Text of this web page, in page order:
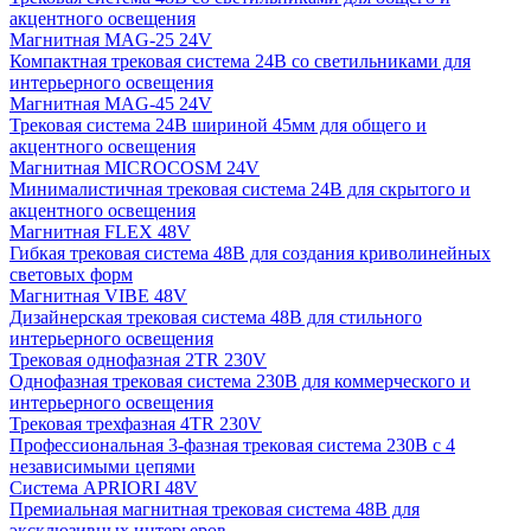
акцентного освещения
Магнитная MAG-25 24V
Компактная трековая система 24В со светильниками для
интерьерного освещения
Магнитная MAG-45 24V
Трековая система 24В шириной 45мм для общего и
акцентного освещения
Магнитная MICROCOSM 24V
Минималистичная трековая система 24В для скрытого и
акцентного освещения
Магнитная FLEX 48V
Гибкая трековая система 48В для создания криволинейных
световых форм
Магнитная VIBE 48V
Дизайнерская трековая система 48В для стильного
интерьерного освещения
Трековая однофазная 2TR 230V
Однофазная трековая система 230В для коммерческого и
интерьерного освещения
Трековая трехфазная 4TR 230V
Профессиональная 3-фазная трековая система 230В с 4
независимыми цепями
Система APRIORI 48V
Премиальная магнитная трековая система 48В для